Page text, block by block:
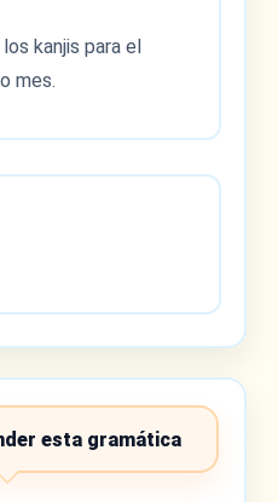
kanjis para el
mes.
esta gramática